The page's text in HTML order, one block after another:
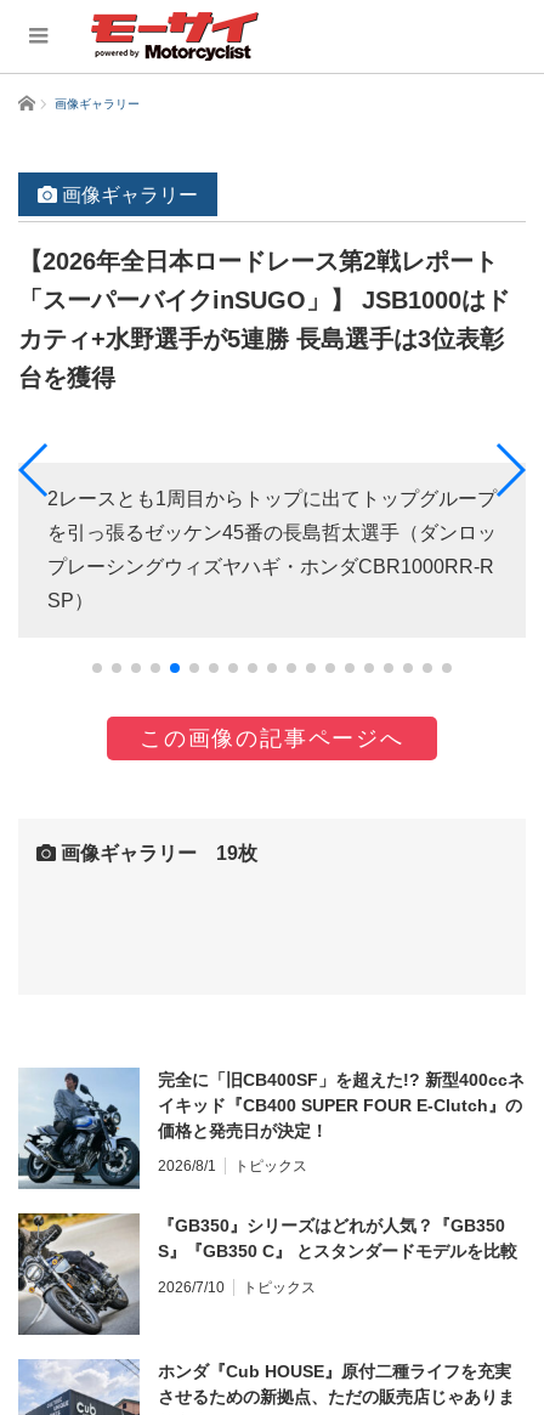
ホーム 画像ギャラリー
画像ギャラリー
【2026年全日本ロードレース第2戦レポート
「スーパーバイクinSUGO」】 JSB1000はド
カティ+水野選手が5連勝 長島選手は3位表彰
台を獲得
2レースとも1周目からトップに出てトップグループ
を引っ張るゼッケン45番の長島哲太選手（ダンロッ
プレーシングウィズヤハギ・ホンダCBR1000RR-R
SP）
この画像の記事ページへ
画像ギャラリー 19枚
完全に「旧CB400SF」を超えた!? 新型400ccネ
イキッド『CB400 SUPER FOUR E-Clutch』の
価格と発売日が決定！
2026/8/1 トピックス
『GB350』シリーズはどれが人気？『GB350
S』『GB350 C』 とスタンダードモデルを比較
2026/7/10 トピックス
ホンダ『Cub HOUSE』原付二種ライフを充実
させるための新拠点、ただの販売店じゃありま